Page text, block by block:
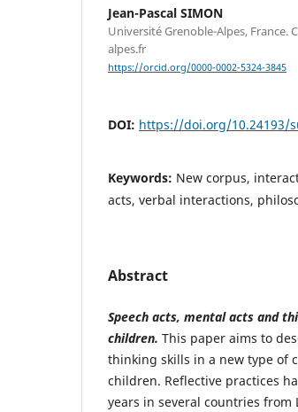
Jean-Pascal SIMON
Université Grenoble-Alpes, France.
alpes.fr
https://orcid.org/0000-0002-5324-3845
DOI: https://doi.org/10.24193/
Keywords: New corpus,
acts, verbal interactions,
Abstract
Speech acts, mental acts and
children. This paper aims to
thinking skills in a new type of
children. Reflective practices
years in several countries